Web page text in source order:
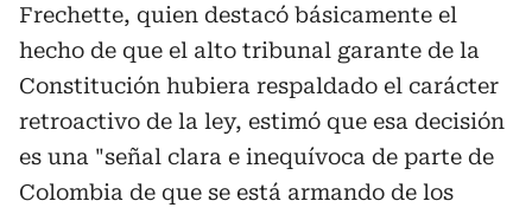
Frechette, quien destacó básicamente el
hecho de que el alto tribunal garante de la
Constitución hubiera respaldado el carácter
retroactivo de la ley, estimó que esa decisión
es una "señal clara e inequívoca de parte de
Colombia de que se está armando de los